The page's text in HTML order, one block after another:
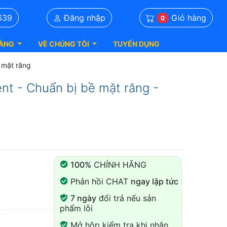
Đăng nhập 0 Giỏ hàng
VỀ CHÚNG TÔI TUYỂN DỤNG
răng
- Chuẩn bị bề mặt răng -
100% CHÍNH HÃNG
Phản hồi CHAT ngay lập tức
7 ngàyđổi trả nếu sản
phẩm lỗi
Mở hộp kiểm tra khi nhận